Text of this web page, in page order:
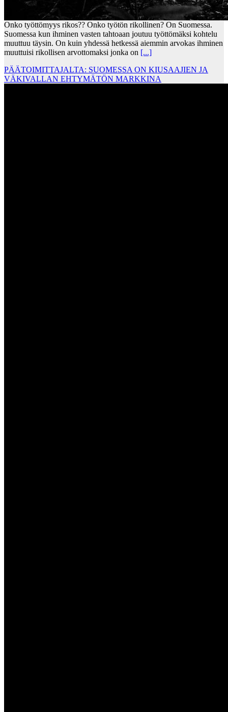
Onko työttömyys rikos?? Onko työtön rikollinen? On Suomessa.
Suomessa kun ihminen vasten tahtoaan joutuu työttömäksi kohtelu
muuttuu täysin. On kuin yhdessä hetkessä aiemmin arvokas ihminen
muuttuisi rikollisen arvottomaksi jonka on [...]
PÄÄTOIMITTAJALTA: SUOMESSA ON KIUSAAJIEN JA
VÄKIVALLAN EHTYMÄTÖN MARKKINA